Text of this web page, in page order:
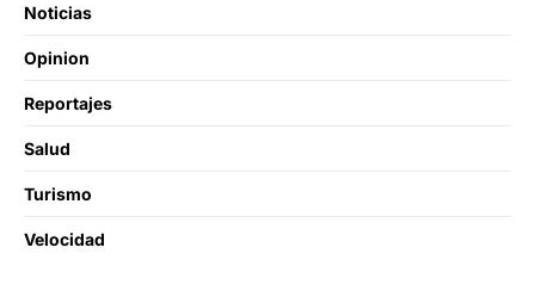
Noticias
Opinion
Reportajes
Salud
Turismo
Velocidad